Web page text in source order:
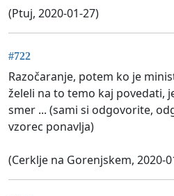
(Ptuj, 2020-01-27)
#722
Razočaranje, potem ko je
želeli na to temo kaj povedati,
smer ... (sami si odgovorite,
vzorec ponavlja)
(Cerklje na Gorenjskem, 2020-